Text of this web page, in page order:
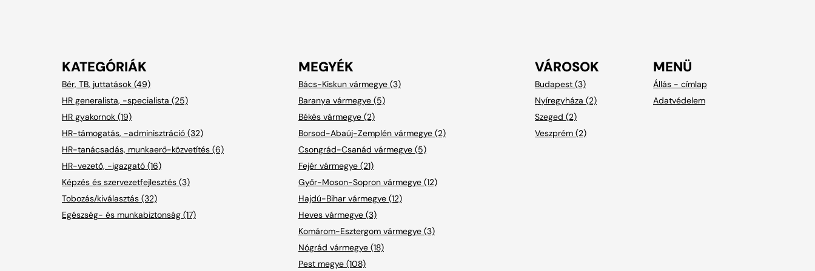
KATEGÓRIÁK
Bér, TB, juttatások (49)
HR generalista, -specialista (25)
HR gyakornok (19)
HR-támogatás, -adminisztráció (32)
HR-tanácsadás, munkaerő-közvetítés (6)
HR-vezető, -igazgató (16)
Képzés és szervezetfejlesztés (3)
Tobozás/kiválasztás (32)
Egészség- és munkabiztonság (17)
MEGYÉK
Bács-Kiskun vármegye (3)
Baranya vármegye (5)
Békés vármegye (2)
Borsod-Abaúj-Zemplén vármegye (2)
Csongrád-Csanád vármegye (5)
Fejér vármegye (21)
Győr-Moson-Sopron vármegye (12)
Hajdú-Bihar vármegye (12)
Heves vármegye (3)
Komárom-Esztergom vármegye (3)
Nógrád vármegye (18)
Pest megye (108)
VÁROSOK
Budapest (3)
Nyíregyháza (2)
Szeged (2)
Veszprém (2)
MENÜ
Állás - címlap
Adatvédelem